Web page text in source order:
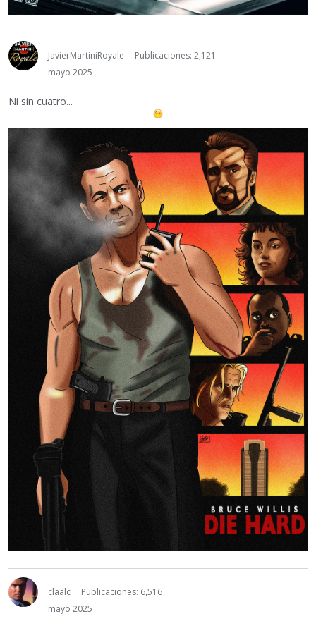
JavierMartiniRoyale
Publicaciones: 2,121
mayo 2025
Ni sin cuatro...
claalc
Publicaciones: 6,516
mayo 2025